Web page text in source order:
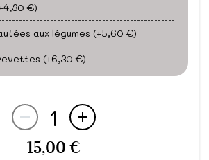
€)
aux légumes (+5,60 €)
(+6,30 €)
1
15,00 €